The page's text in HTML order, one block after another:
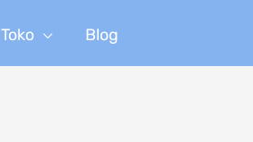
Toko Blog